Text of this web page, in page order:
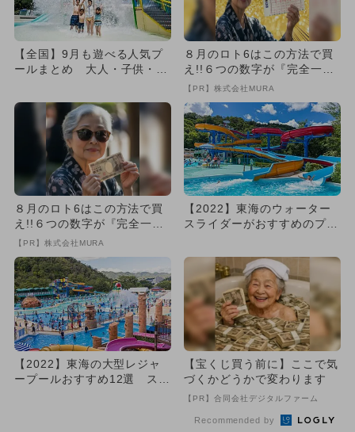
【全国】9月も遊べる人気プ
ールまとめ 大人・子供・幼
８月のロト6はこの方法で買
え!!６つの数字が『完全一
致』する方法
【PR】株式会社MURA
８月のロト6はこの方法で買
え!!６つの数字が『完全一
致』する方法
【PR】株式会社MURA
【2022】東海のウォーター
スライダーがおすすめのプー
【2022】東海の大型レジャ
ープールおすすめ12選 スラ
【宝くじ買う前に】ここで気
づくかどうかで変わります
【PR】合同会社デジタルファーム
Recommended by